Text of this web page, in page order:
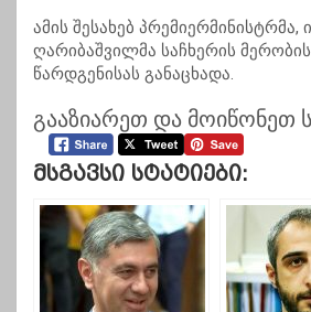
ამის შესახებ პრემიერმინისტრმა,
ღარიბაშვილმა საჩხერის
წარდგენისას განაცხადა.
გააზიარეთ და მოიწონეთ
Მსგავსი Სტატიები: